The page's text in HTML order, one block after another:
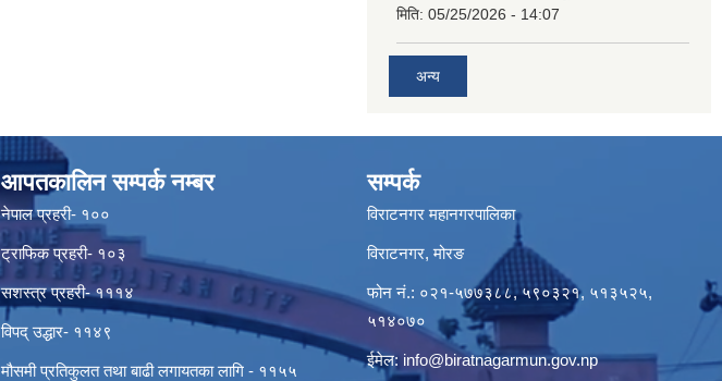
मिति: 05/25/2026 - 14:07
अन्य
आपतकालिन सम्पर्क नम्बर
नेपाल प्रहरी- १००
ट्राफिक प्रहरी- १०३
सशस्त्र प्रहरी- १११४
विपद् उद्धार- ११४९
मौसमी प्रतिकुलत तथा बाढी लगायतका लागि - ११५५
सम्पर्क
विराटनगर महानगरपालिका
विराटनगर, मोरङ
फोन नं.: ०२१-५७७३८८, ५९०३२१, ५१३५२५,
५१४०७०
ईमेल: info@biratnagarmun.gov.np